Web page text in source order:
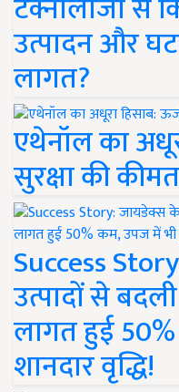
उत्पादन और
लागत?
एथेनॉल का
सुरक्षा की
Success
उत्पादों से
लागत हुई
शानदार वृद्धि!